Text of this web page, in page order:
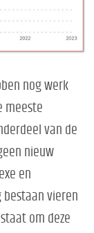
nog werk
meeste
van de
nieuw
en
bestaan vieren
om deze